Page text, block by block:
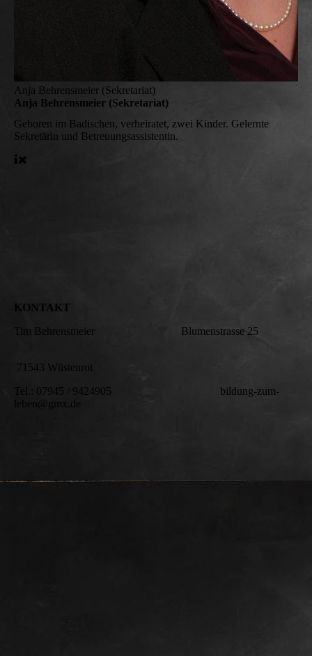
Anja Behrensmeier (Sekretariat)
Anja Behrensmeier (Sekretariat)
Geboren im Badischen, verheiratet, zwei Kinder. Gelernte
Sekretärin und Betreuungsassistentin.
KONTAKT
Tim Behrensmeier Blumenstrasse 25
71543 Wüstenrot
Tel.: 07945 / 9424905 bildung-zum-
leben@gmx.de